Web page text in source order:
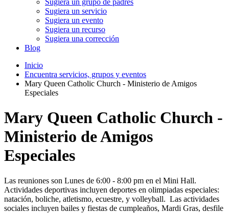
Sugiera un servicio
Sugiera un evento
Sugiera un recurso
Sugiera una corrección
Blog
Inicio
Encuentra servicios, grupos y eventos
Mary Queen Catholic Church - Ministerio de Amigos
Especiales
Mary Queen Catholic Church -
Ministerio de Amigos
Especiales
Las reuniones son Lunes de 6:00 - 8:00 pm en el Mini Hall.
Actividades deportivas incluyen deportes en olimpiadas especiales:
natación, boliche, atletismo, ecuestre, y volleyball. Las actividades
sociales incluyen bailes y fiestas de cumpleaños, Mardi Gras, desfile